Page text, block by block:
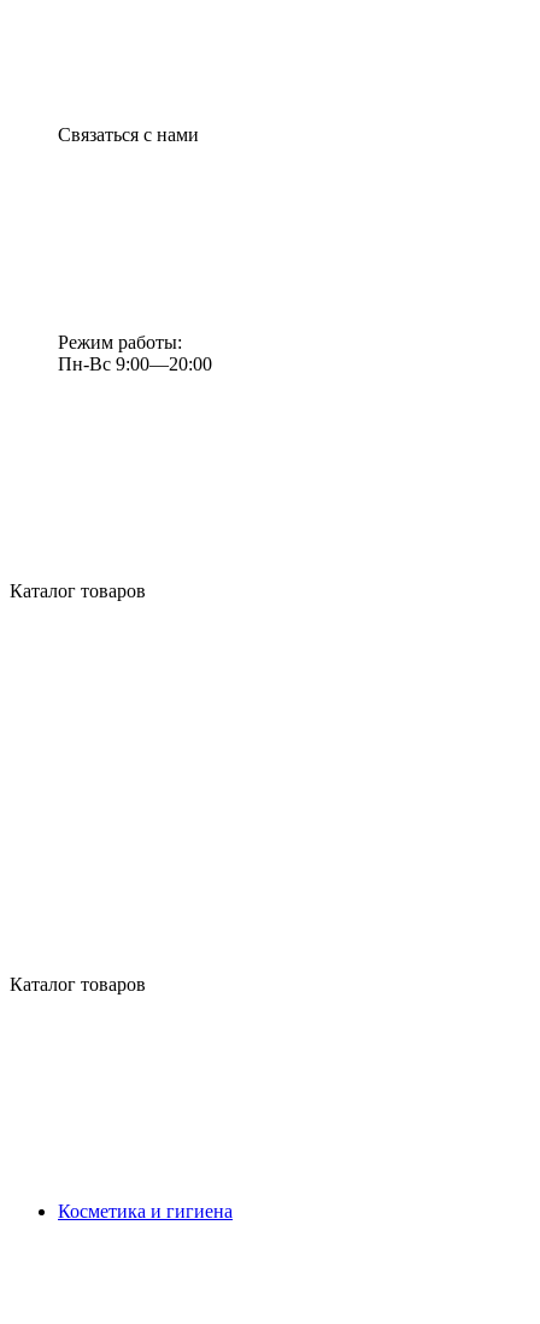
Связаться с нами
Режим работы:
Пн-Вс 9:00—20:00
Каталог товаров
Каталог товаров
Косметика и гигиена